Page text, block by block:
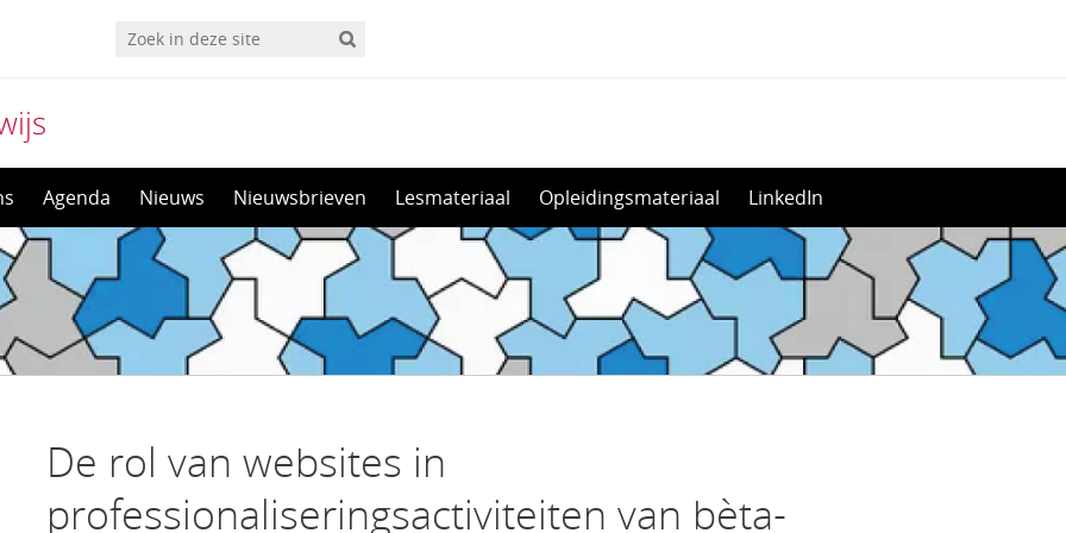
Agenda Nieuws Nieuwsbrieven Lesmateriaal Opleidingsmateriaal LinkedIn
De rol van websites in
professionaliseringsactiviteiten van bèta-